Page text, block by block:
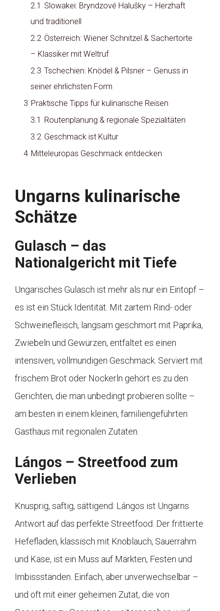
2.1 Slowakei: Bryndzové Halušky – Herzhaft
und traditionell
2.2 Österreich: Wiener Schnitzel & Sachertorte
– Klassiker mit Weltruf
2.3 Tschechien: Knödel & Pilsner – Genuss in
seiner ehrlichsten Form
3 Praktische Tipps für kulinarische Reisen
3.1 Routenplanung & regionale Spezialitäten
3.2 Geschmack ist Kultur
4 Mitteleuropas Geschmack entdecken
Ungarns kulinarische
Schätze
Gulasch – das
Nationalgericht mit Tiefe
Ungarisches Gulasch ist mehr als nur ein Eintopf –
es ist ein Stück Identität. Mit zartem Rind- oder
Schweinefleisch, langsam geschmort mit Paprika,
Zwiebeln und Gewürzen, entfaltet es einen
intensiven, vollmundigen Geschmack. Serviert mit
frischem Brot oder Nockerln gehört es zu den
Gerichten, die man unbedingt probieren sollte –
am besten in einem kleinen, familiengeführten
Gasthaus mit regionalen Zutaten.
Lángos – Streetfood zum
Verlieben
Knusprig, saftig, sättigend: Lángos ist Ungarns
Antwort auf das perfekte Streetfood. Der frittierte
Hefefladen, klassisch mit Knoblauch, Sauerrahm
und Käse, ist ein Muss auf Märkten, Festen und
Imbissständen. Einfach, aber unverwechselbar –
und oft mit einer geheimen Zutat, die von